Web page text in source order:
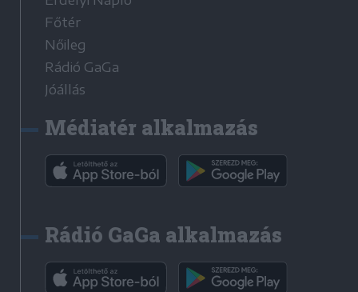
Főtér
Nőileg
Rádió GaGa
Jóállás
Médiatér alkalmazás
Rádió GaGa alkalmazás